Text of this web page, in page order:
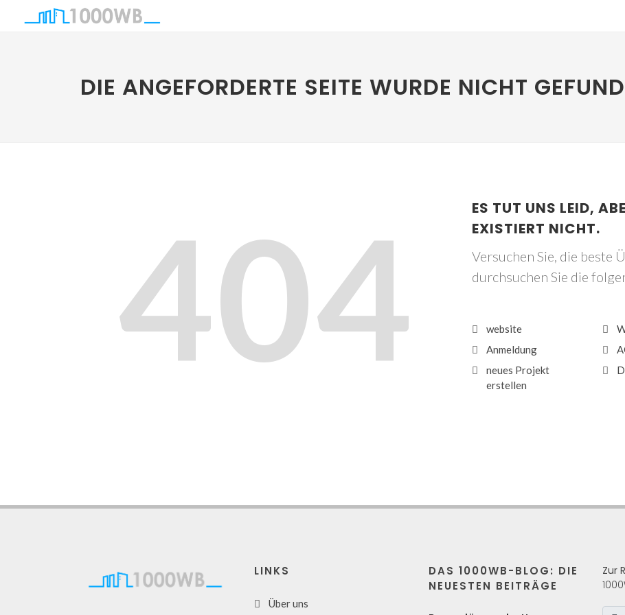
DIE ANGEFORDERTE SEITE WURDE NICHT
404
ES TUT UNS LEID,
EXISTIERT NICHT.
Versuchen Sie, die beste
durchsuchen Sie die
website
Anmeldung
neues Projekt
erstellen
LINKS
Über uns
DAS 1000WB-BLOG: DIE
NEUESTEN BEITRÄGE
Zur